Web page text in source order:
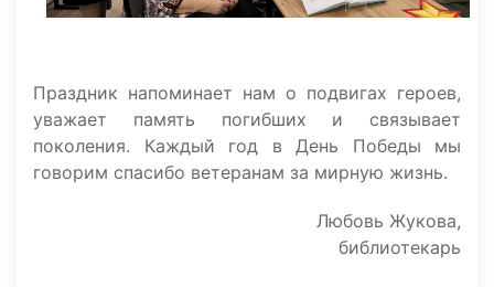
Праздник напоминает нам о подвигах героев,
уважает память погибших и связывает
поколения. Каждый год в День Победы мы
говорим спасибо ветеранам за мирную жизнь.
Любовь Жукова,
библиотекарь